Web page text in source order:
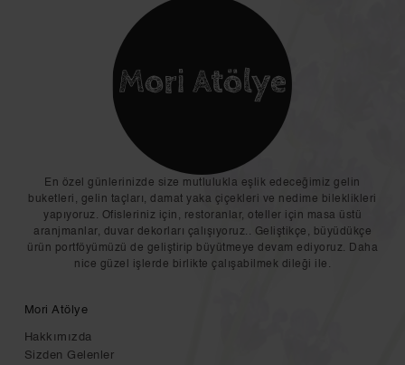
En özel günlerinizde size mutlulukla eşlik edeceğimiz gelin
buketleri, gelin taçları, damat yaka çiçekleri ve nedime bileklikleri
yapıyoruz. Ofisleriniz için, restoranlar, oteller için masa üstü
aranjmanlar, duvar dekorları çalışıyoruz.. Geliştikçe, büyüdükçe
ürün portföyümüzü de geliştirip büyütmeye devam ediyoruz. Daha
nice güzel işlerde birlikte çalışabilmek dileği ile.
Mori Atölye
Hakkımızda
Sizden Gelenler